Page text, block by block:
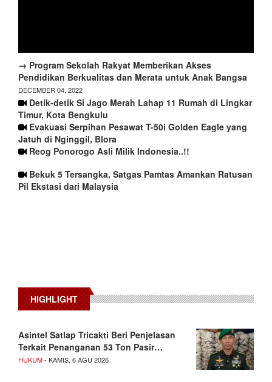
→ Program Sekolah Rakyat Memberikan Akses
Pendidikan Berkualitas dan Merata untuk Anak Bangsa
DECEMBER 04, 2022
Detik-detik Si Jago Merah Lahap 11 Rumah di Lingkar
Timur, Kota Bengkulu
Evakuasi Serpihan Pesawat T-50i Golden Eagle yang
Jatuh di Nginggil, Blora
Reog Ponorogo Asli Milik Indonesia..!!
Bekuk 5 Tersangka, Satgas Pamtas Amankan Ratusan
Pil Ekstasi dari Malaysia
HIGHLIGHT
Asintel Satlap Tricakti Beri Penjelasan
Terkait Penanganan 53 Ton Pasir…
HUKUM- KAMIS, 6 AGU 2026